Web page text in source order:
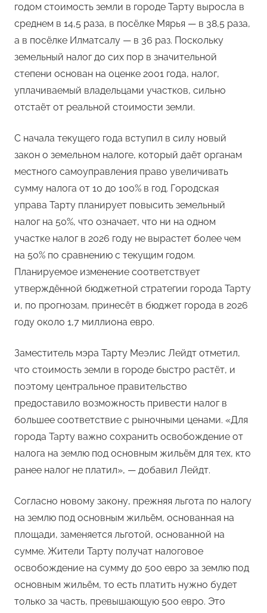
годом стоимость земли в городе Тарту выросла в
среднем в 14,5 раза, в посёлке Мярья — в 38,5 раза,
а в посёлке Илматсалу — в 36 раз. Поскольку
земельный налог до сих пор в значительной
степени основан на оценке 2001 года, налог,
уплачиваемый владельцами участков, сильно
отстаёт от реальной стоимости земли.
С начала текущего года вступил в силу новый
закон о земельном налоге, который даёт органам
местного самоуправления право увеличивать
сумму налога от 10 до 100% в год. Городская
управа Тарту планирует повысить земельный
налог на 50%, что означает, что ни на одном
участке налог в 2026 году не вырастет более чем
на 50% по сравнению с текущим годом.
Планируемое изменение соответствует
утверждённой бюджетной стратегии города Тарту
и, по прогнозам, принесёт в бюджет города в 2026
году около 1,7 миллиона евро.
Заместитель мэра Тарту Меэлис Лейдт отметил,
что стоимость земли в городе быстро растёт, и
поэтому центральное правительство
предоставило возможность привести налог в
большее соответствие с рыночными ценами. «Для
города Тарту важно сохранить освобождение от
налога на землю под основным жильём для тех, кто
ранее налог не платил», — добавил Лейдт.
Согласно новому закону, прежняя льгота по налогу
на землю под основным жильём, основанная на
площади, заменяется льготой, основанной на
сумме. Жители Тарту получат налоговое
освобождение на сумму до 500 евро за землю под
основным жильём, то есть платить нужно будет
только за часть, превышающую 500 евро. Это